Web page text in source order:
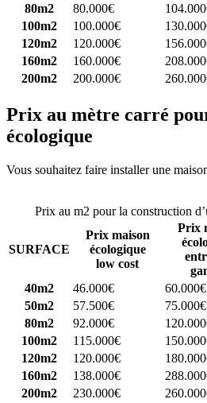
80m2
80.000€
100m2
100.000€
120m2
120.000€
160m2
160.000€
200m2
200.000€
Prix au mètre carré
écologique
Vous souhaitez faire installer une
Prix au m2 pour la construction
SURFACE
Prix maison
écologique
low cost
Prix
40m2
46.000€ 60.000€
50m2
57.500€ 75.000€
80m2
92.000€
100m2
115.000€
120m2
120.000€
160m2
138.000€
200m2
230.000€